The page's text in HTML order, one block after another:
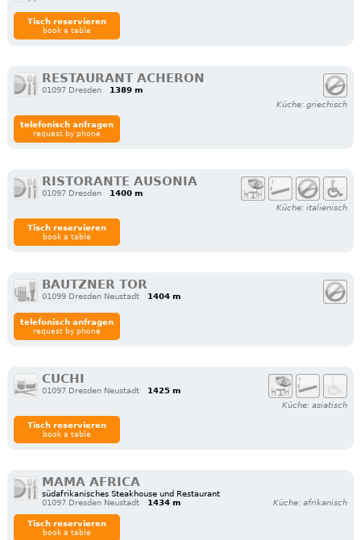
Tisch reservieren
book a table
RESTAURANT ACHERON
01097 Dresden
1389 m
Küche: griechisch
telefonisch anfragen
request by phone
RISTORANTE AUSONIA
01097 Dresden
1400 m
Küche: italienisch
Tisch reservieren
book a table
BAUTZNER TOR
01099 Dresden Neustadt 1404 m
telefonisch anfragen
request by phone
CUCHI
01097 Dresden Neustadt
1425 m
Küche: asiatisch
Tisch reservieren
book a table
MAMA AFRICA
südafrikanisches Steakhouse und Restaurant
01097 Dresden Neustadt
1434 m Küche: afrikanisch
Tisch reservieren
book a table